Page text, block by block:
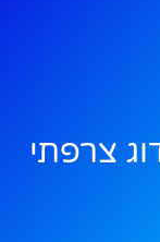
צרפתי